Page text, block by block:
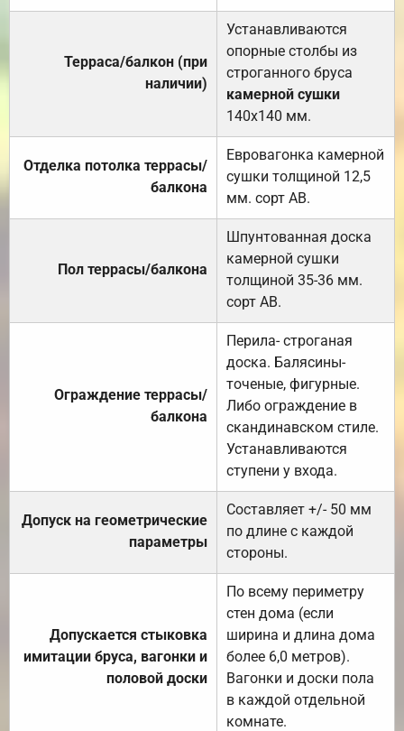
Терраса/балкон (при
наличии)
Устанавливаются
опорные столбы из
строганного бруса
камерной сушки
140х140 мм.
Отделка потолка террасы/
балкона
Евровагонка камерной
сушки толщиной 12,5
мм. сорт АВ.
Пол террасы/балкона
Шпунтованная доска
камерной сушки
толщиной 35-36 мм.
сорт АВ.
Ограждение террасы/
балкона
Перила- строганая
доска. Балясины-
точеные, фигурные.
Либо ограждение в
скандинавском стиле.
Устанавливаются
ступени у входа.
Допуск на геометрические
параметры
Составляет +/- 50 мм
по длине с каждой
стороны.
Допускается стыковка
имитации бруса, вагонки и
половой доски
По всему периметру
стен дома (если
ширина и длина дома
более 6,0 метров).
Вагонки и доски пола
в каждой отдельной
комнате.